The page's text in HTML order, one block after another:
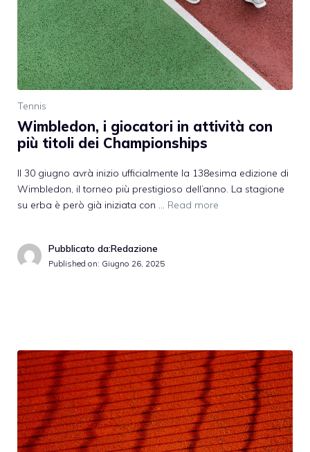
Tennis
Wimbledon, i giocatori in attività con
più titoli dei Championships
Il 30 giugno avrà inizio ufficialmente la 138esima edizione di
Wimbledon, il torneo più prestigioso dell’anno. La stagione
su erba è però già iniziata con … Read more
Pubblicato da:Redazione
Published on: Giugno 26, 2025